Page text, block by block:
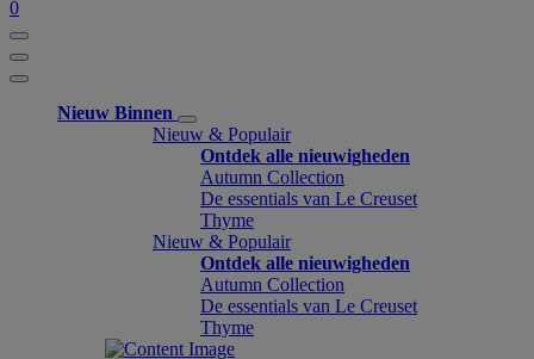
0
Nieuw Binnen
Nieuw & Populair
Ontdek alle nieuwigheden
Autumn Collection
De essentials van Le Creuset
Thyme
Nieuw & Populair
Ontdek alle nieuwigheden
Autumn Collection
De essentials van Le Creuset
Thyme